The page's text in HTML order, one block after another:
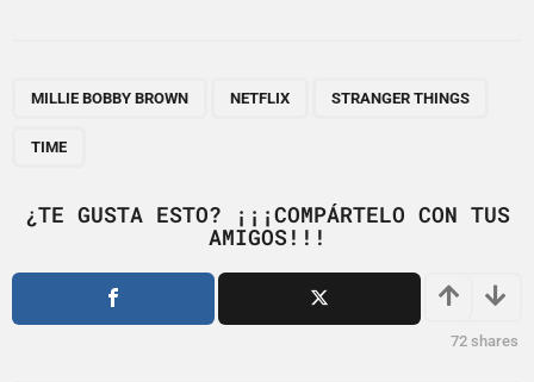
i
o
MILLIE BOBBY BROWN NETFLIX STRANGER THINGS
TIME
¿TE GUSTA ESTO? ¡¡¡COMPÁRTELO CON TUS
AMIGOS!!!
72 shares